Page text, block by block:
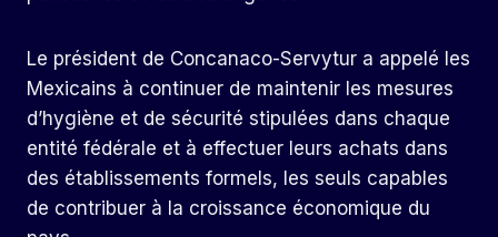
Le président de Concanaco-Servytur a appelé les
Mexicains à continuer de maintenir les mesures
d’hygiène et de sécurité stipulées dans chaque
entité fédérale et à effectuer leurs achats dans
des établissements formels, les seuls capables
de contribuer à la croissance économique du